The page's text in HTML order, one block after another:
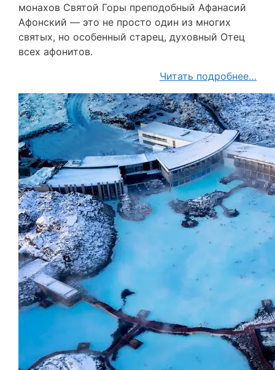
монахов Святой Горы преподобный Афанасий
Афонский — это не просто один из многих
святых, но особенный старец, духовный Отец
всех афонитов.
Читать подробнее…